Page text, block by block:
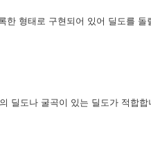
형태로 구현되어 있어 딜도를
딜도나 굴곡이 있는 딜도가 적합